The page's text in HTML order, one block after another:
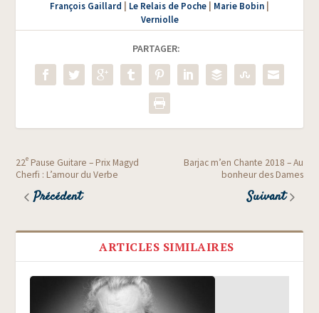
François Gaillard Le Relais de Poche Marie Bobin
Verniolle
PARTAGER:
22e Pause Guitare – Prix Magyd
Cherfi : L’amour du Verbe
Précédent
Barjac m’en Chante 2018 – Au
bonheur des Dames
Suivant
ARTICLES SIMILAIRES